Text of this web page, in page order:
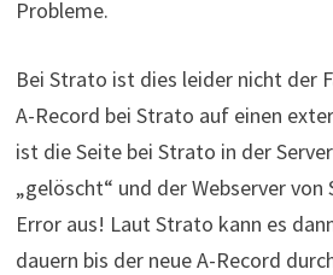
Probleme.
Bei Strato ist dies leider nicht der
A-Record bei Strato auf einen
ist die Seite bei Strato in der
„gelöscht“ und der Webserver
Error aus! Laut Strato kann es
dauern bis der neue A-Record